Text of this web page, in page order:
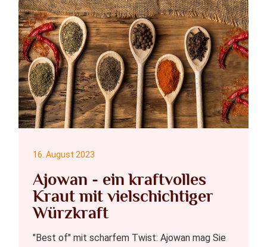
Ajowan - ein kraftvolles
Kraut mit vielschichtiger
Würzkraft
16. August 2023
"Best of" mit scharfem Twist: Ajowan mag Sie